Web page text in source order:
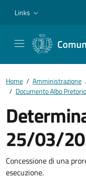
Links
Home / Amministrazione
/ Documento Albo Pretorio
25/03/
Dettagli
Concessione di una
esecuzione.